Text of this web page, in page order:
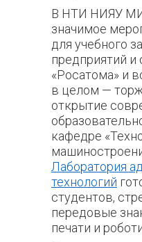
В НТИ НИЯУ
значимое
для учебного
предприятий и
«Росатома» и
в целом —
открытие
кафедре
Лаборатория
технологий
студентов,
передовые
печати и